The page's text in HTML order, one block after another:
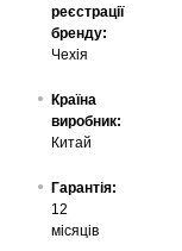
реєстрації
бренду:
Чехія
Країна
виробник:
Китай
Гарантія:
12
місяців